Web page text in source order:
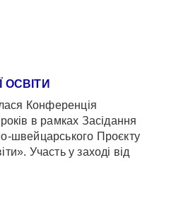
ОСВІТИ
Конференція
в рамках Засідання
швейцарського Проєкту
Участь у заході від